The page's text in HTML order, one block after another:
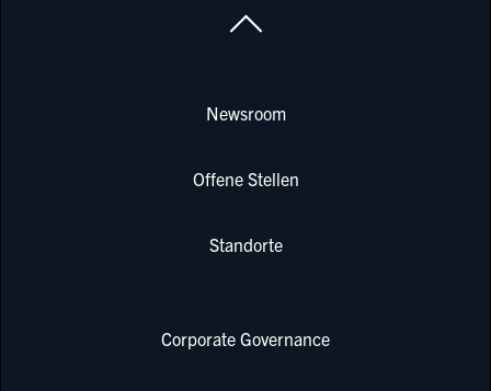
Newsroom
Offene Stellen
Standorte
Corporate Governance